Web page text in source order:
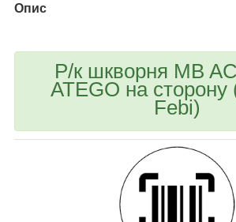
Опис
Р/к шкворня MB
ATEGO на сторону
Febi)